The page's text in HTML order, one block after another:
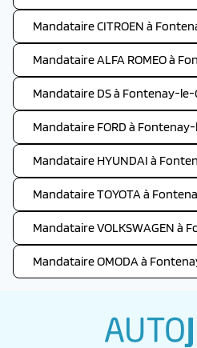
Mandataire CITROEN à
Mandataire ALFA ROMEO à
Mandataire DS à Fontenay-
Mandataire FORD à
Mandataire HYUNDAI à
Mandataire TOYOTA à
Mandataire VOLKSWAGEN à
Mandataire OMODA à